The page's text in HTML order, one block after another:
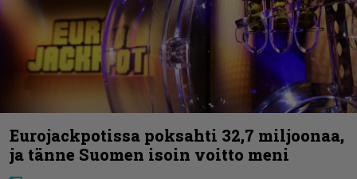
Eurojackpotissa poksahti 32,7 miljoonaa,
ja tänne Suomen isoin voitto meni